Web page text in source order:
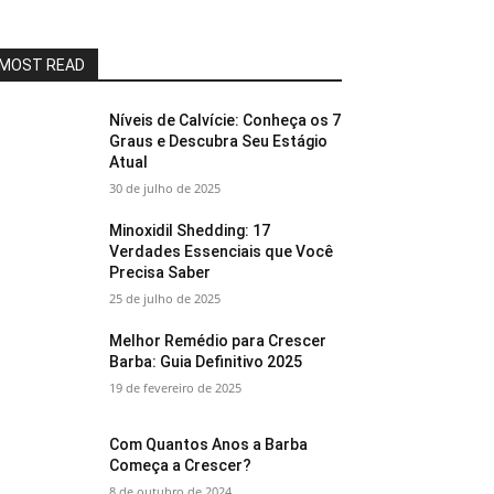
READ
Níveis de Calvície: Conheça os 7
Graus e Descubra Seu Estágio
Atual
30 de julho de 2025
Minoxidil Shedding: 17
Verdades Essenciais que Você
Precisa Saber
25 de julho de 2025
Melhor Remédio para Crescer
Barba: Guia Definitivo 2025
19 de fevereiro de 2025
Com Quantos Anos a Barba
Começa a Crescer?